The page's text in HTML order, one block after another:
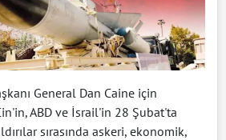
General Dan Caine için
ABD ve İsrail'in 28 Şubat'ta
sırasında askeri, ekonomik,